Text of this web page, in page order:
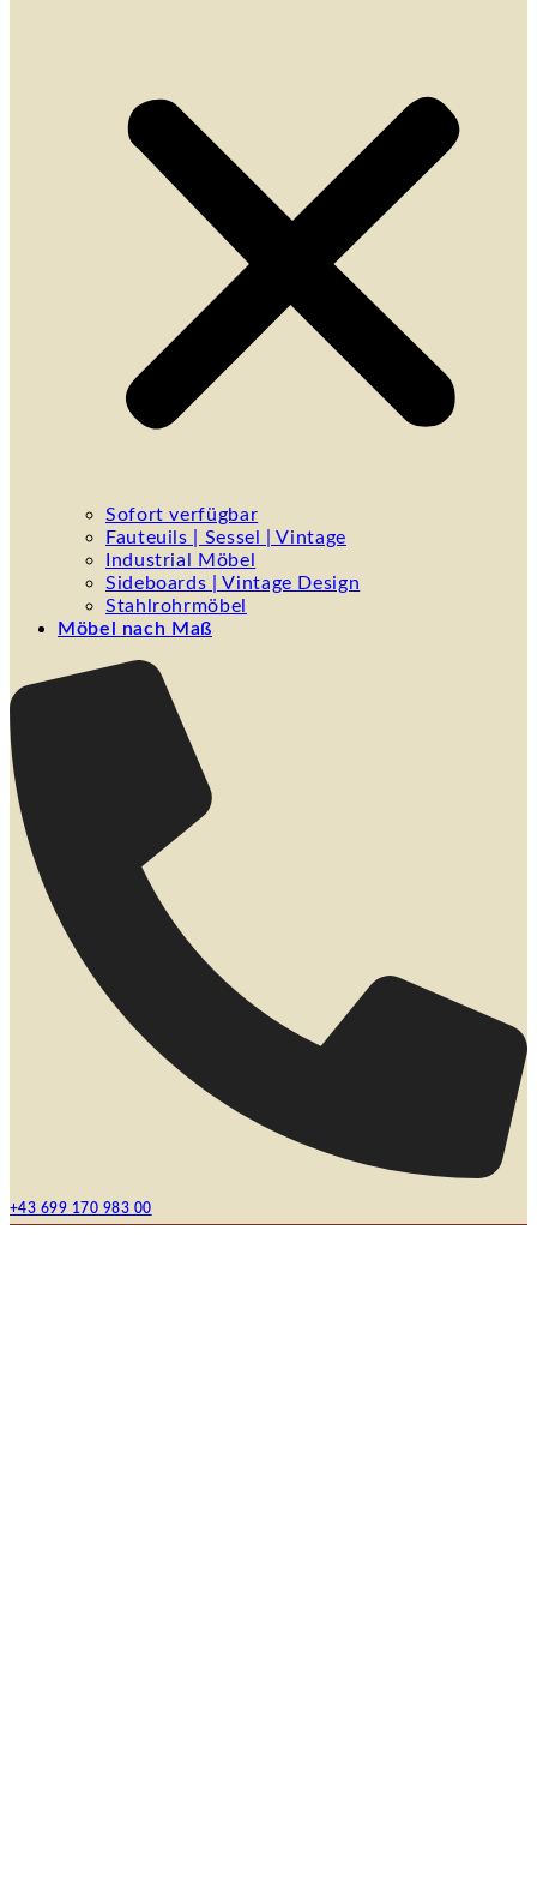
Sofort verfügbar
Fauteuils | Sessel | Vintage
Industrial Möbel
Sideboards | Vintage Design
Stahlrohrmöbel
Möbel nach Maß
+43 699 170 983 00